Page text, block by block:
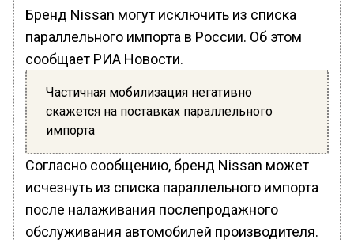
Бренд Nissan могут исключить из списка
параллельного импорта в России. Об этом
сообщает РИА Новости.
Частичная мобилизация негативно
скажется на поставках параллельного
импорта
Согласно сообщению, бренд Nissan может
исчезнуть из списка параллельного импорта
после налаживания послепродажного
обслуживания автомобилей производителя.